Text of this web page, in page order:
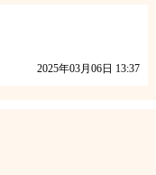
2025年03月06日 13:37